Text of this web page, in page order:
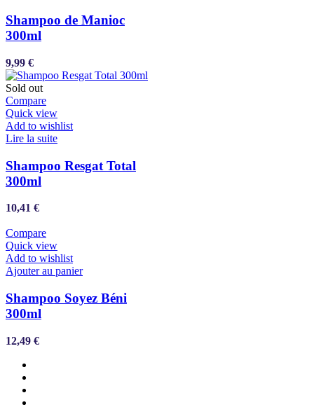
Shampoo de Manioc
300ml
9,99 €
Sold out
Compare
Quick view
Add to wishlist
Lire la suite
Shampoo Resgat Total
300ml
10,41 €
Compare
Quick view
Add to wishlist
Ajouter au panier
Shampoo Soyez Béni
300ml
12,49 €